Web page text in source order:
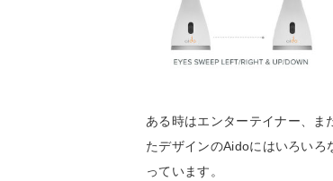
ある時はエンターテイナー、
たデザインのAidoにはいろいろ
っています。